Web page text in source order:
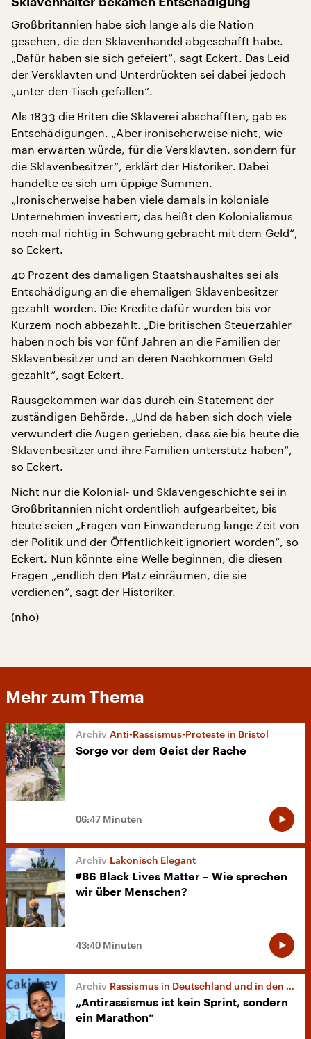
Großbritannien habe sich lange als die Nation
gesehen, die den Sklavenhandel abgeschafft habe.
„Dafür haben sie sich gefeiert“, sagt Eckert. Das Leid
der Versklavten und Unterdrückten sei dabei jedoch
„unter den Tisch gefallen“.
Als 1833 die Briten die Sklaverei abschafften, gab es
Entschädigungen. „Aber ironischerweise nicht, wie
man erwarten würde, für die Versklavten, sondern für
die Sklavenbesitzer“, erklärt der Historiker. Dabei
handelte es sich um üppige Summen.
„Ironischerweise haben viele damals in koloniale
Unternehmen investiert, das heißt den Kolonialismus
noch mal richtig in Schwung gebracht mit dem Geld“,
so Eckert.
40 Prozent des damaligen Staatshaushaltes sei als
Entschädigung an die ehemaligen Sklavenbesitzer
gezahlt worden. Die Kredite dafür wurden bis vor
Kurzem noch abbezahlt. „Die britischen Steuerzahler
haben noch bis vor fünf Jahren an die Familien der
Sklavenbesitzer und an deren Nachkommen Geld
gezahlt“, sagt Eckert.
Rausgekommen war das durch ein Statement der
zuständigen Behörde. „Und da haben sich doch viele
verwundert die Augen gerieben, dass sie bis heute die
Sklavenbesitzer und ihre Familien unterstütz haben“,
so Eckert.
Nicht nur die Kolonial- und Sklavengeschichte sei in
Großbritannien nicht ordentlich aufgearbeitet, bis
heute seien „Fragen von Einwanderung lange Zeit von
der Politik und der Öffentlichkeit ignoriert worden“, so
Eckert. Nun könnte eine Welle beginnen, die diesen
Fragen „endlich den Platz einräumen, die sie
verdienen“, sagt der Historiker.
(nho)
Mehr zum Thema
Anti-Rassismus-Proteste in Bristol
Sorge vor dem Geist der Rache
06:47 Minuten
Lakonisch Elegant
#86 Black Lives Matter – Wie sprechen
wir über Menschen?
43:40 Minuten
Rassismus in Deutschland und in den USA
„Antirassismus ist kein Sprint, sondern
ein Marathon“